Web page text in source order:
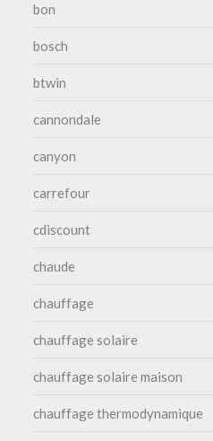
bon
bosch
btwin
cannondale
canyon
carrefour
cdiscount
chaude
chauffage
chauffage solaire
chauffage solaire maison
chauffage thermodynamique